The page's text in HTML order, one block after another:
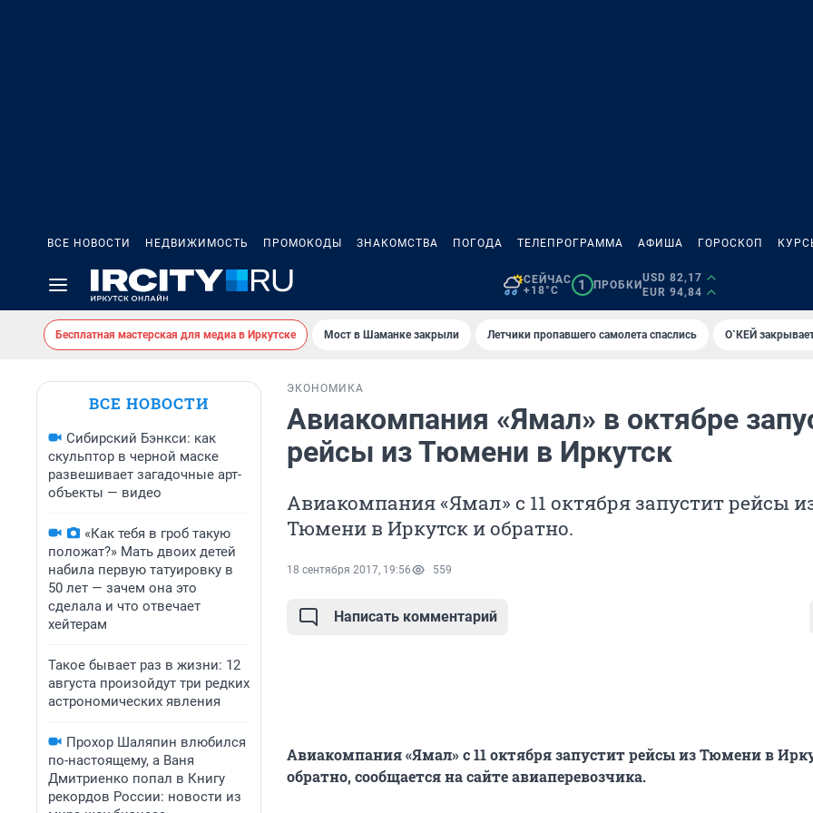
ВСЕ НОВОСТИ НЕДВИЖИМОСТЬ ПРОМОКОДЫ ЗНАКОМСТВА ПОГОДА ТЕЛЕПРОГРАММА АФИША ГОРОСКОП
СЕЙЧАС
+18°C
1 ПРОБКИ
USD 82,17
EUR 94,84
Бесплатная мастерская для медиа в Иркутске Мост в Шаманке закрыли Летчики пропавшего самолета спаслись О`КЕЙ
ВСЕ НОВОСТИ
Сибирский Бэнкси: как
скульптор в черной маске
развешивает загадочные арт-
объекты — видео
«Как тебя в гроб такую
положат?» Мать двоих детей
набила первую татуировку в
50 лет — зачем она это
сделала и что отвечает
хейтерам
Такое бывает раз в жизни: 12
августа произойдут три редких
астрономических явления
Прохор Шаляпин влюбился
по-настоящему, а Ваня
Дмитриенко попал в Книгу
рекордов России: новости из
ЭКОНОМИКА
Авиакомпания «Ямал» в октябре
рейсы из Тюмени в Иркутск
Авиакомпания «Ямал» с 11 октября запустит рейсы
Тюмени в Иркутск и обратно.
18 сентября 2017, 19:56 559
Написать комментарий
Авиакомпания «Ямал» с 11 октября запустит рейсы из Тюмени в
обратно, сообщается на сайте авиаперевозчика.